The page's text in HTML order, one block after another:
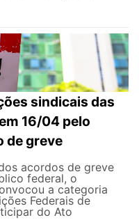
sindicais das
16/04 pelo
de greve
acordos de greve
federal, o
a categoria
Federais de
do Ato